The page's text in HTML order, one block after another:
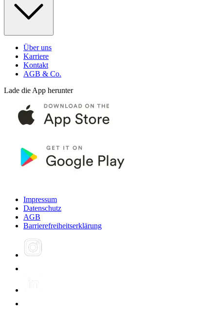
Über uns
Karriere
Kontakt
AGB & Co.
Lade die App herunter
Impressum
Datenschutz
AGB
Barrierefreiheitserklärung